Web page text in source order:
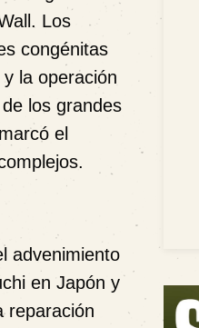
Los
congénitas
la operación
los grandes
el
advenimiento
en Japón y
reparación